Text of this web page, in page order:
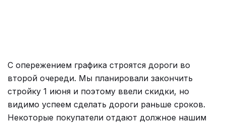
С опережением графика строятся дороги во
второй очереди. Мы планировали закончить
стройку 1 июня и поэтому ввели скидки, но
видимо успеем сделать дороги раньше сроков.
Некоторые покупатели отдают должное нашим